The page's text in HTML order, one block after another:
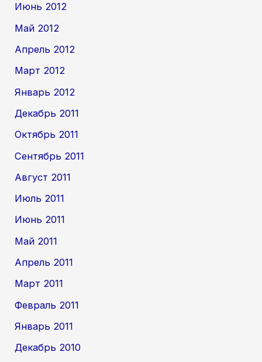
Июнь 2012
Май 2012
Апрель 2012
Март 2012
Январь 2012
Декабрь 2011
Октябрь 2011
Сентябрь 2011
Август 2011
Июль 2011
Июнь 2011
Май 2011
Апрель 2011
Март 2011
Февраль 2011
Январь 2011
Декабрь 2010